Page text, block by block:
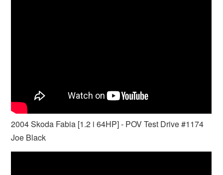
2004 Skoda Fabia [1.2 i 64HP] - POV Test Drive #1174
Joe Black